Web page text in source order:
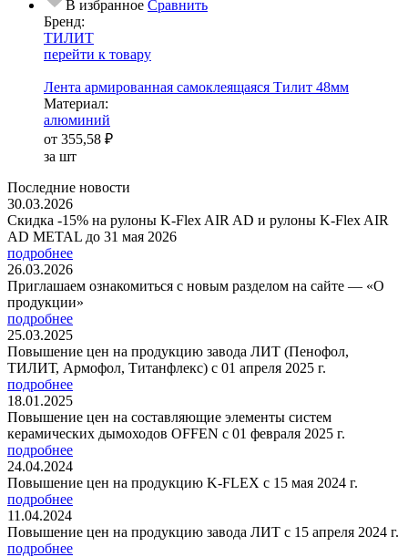
В избранное Сравнить
Бренд:
ТИЛИТ
перейти к товару
Лента армированная самоклеящаяся Тилит 48мм
Ма­­те­­ри­­ал:
алюминий
от 355,58 ₽
за шт
Последние новости
30.03.2026
Скидка -15% на рулоны K-Flex AIR AD и рулоны K-Flex AIR
AD METAL до 31 мая 2026
подробнее
26.03.2026
Приглашаем ознакомиться с новым разделом на сайте — «О
продукции»
подробнее
25.03.2025
Повышение цен на продукцию завода ЛИТ (Пенофол,
ТИЛИТ, Армофол, Титанфлекс) с 01 апреля 2025 г.
подробнее
18.01.2025
Повышение цен на составляющие элементы систем
керамических дымоходов OFFEN с 01 февраля 2025 г.
подробнее
24.04.2024
Повышение цен на продукцию K-FLEX с 15 мая 2024 г.
подробнее
11.04.2024
Повышение цен на продукцию завода ЛИТ с 15 апреля 2024 г.
подробнее